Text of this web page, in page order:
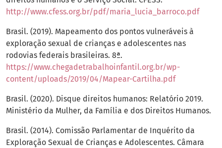
http://www.cfess.org.br/pdf/maria_lucia_barroco.pdf
Brasil. (2019). Mapeamento dos pontos vulneráveis à
exploração sexual de crianças e adolescentes nas
rodovias federais brasileiras. 8ª.
https://www.chegadetrabalhoinfantil.org.br/wp-
content/uploads/2019/04/Mapear-Cartilha.pdf
Brasil. (2020). Disque direitos humanos: Relatório 2019.
Ministério da Mulher, da Família e dos Direitos Humanos.
Brasil. (2014). Comissão Parlamentar de Inquérito da
Exploração Sexual de Crianças e Adolescentes. Câmara